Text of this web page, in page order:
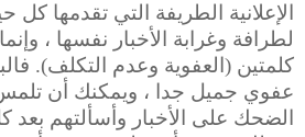
الإعلانية الطريفة التي تقدمها
لطرافة وغرابة الأخبار نفسها ،
كلمتين (العفوية وعدم التكلف).
عفوي جميل جدا ، ويمكنك أن
الضحك على الأخبار وأسألتهم